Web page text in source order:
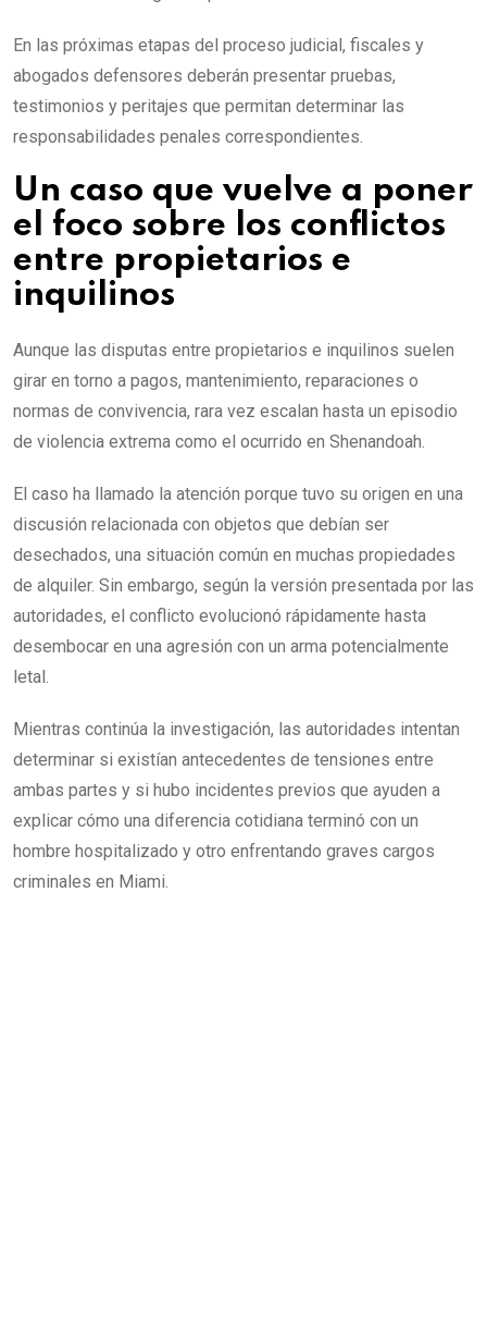
En las próximas etapas del proceso judicial, fiscales y
abogados defensores deberán presentar pruebas,
testimonios y peritajes que permitan determinar las
responsabilidades penales correspondientes.
Un caso que vuelve a poner
el foco sobre los conflictos
entre propietarios e
inquilinos
Aunque las disputas entre propietarios e inquilinos suelen
girar en torno a pagos, mantenimiento, reparaciones o
normas de convivencia, rara vez escalan hasta un episodio
de violencia extrema como el ocurrido en Shenandoah.
El caso ha llamado la atención porque tuvo su origen en una
discusión relacionada con objetos que debían ser
desechados, una situación común en muchas propiedades
de alquiler. Sin embargo, según la versión presentada por las
autoridades, el conflicto evolucionó rápidamente hasta
desembocar en una agresión con un arma potencialmente
letal.
Mientras continúa la investigación, las autoridades intentan
determinar si existían antecedentes de tensiones entre
ambas partes y si hubo incidentes previos que ayuden a
explicar cómo una diferencia cotidiana terminó con un
hombre hospitalizado y otro enfrentando graves cargos
criminales en Miami.